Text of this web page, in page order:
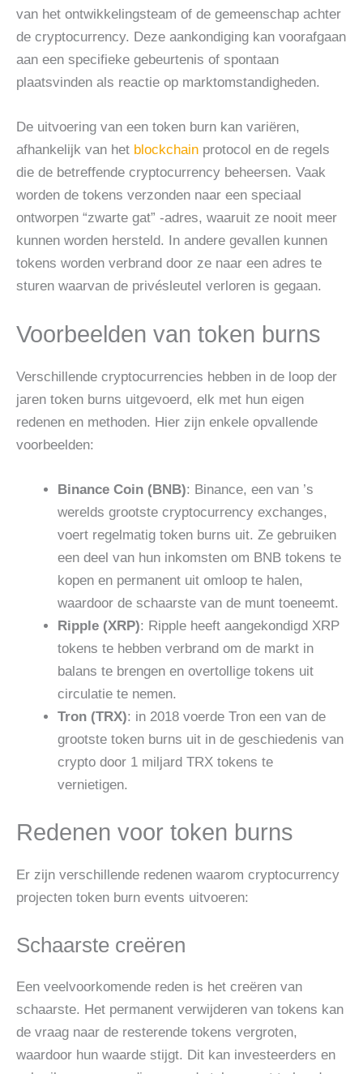
van het ontwikkelingsteam of de gemeenschap achter
de cryptocurrency. Deze aankondiging kan voorafgaan
aan een specifieke gebeurtenis of spontaan
plaatsvinden als reactie op marktomstandigheden.
De uitvoering van een token burn kan variëren,
afhankelijk van het blockchain protocol en de regels
die de betreffende cryptocurrency beheersen. Vaak
worden de tokens verzonden naar een speciaal
ontworpen “zwarte gat” -adres, waaruit ze nooit meer
kunnen worden hersteld. In andere gevallen kunnen
tokens worden verbrand door ze naar een adres te
sturen waarvan de privésleutel verloren is gegaan.
Voorbeelden van token burns
Verschillende cryptocurrencies hebben in de loop der
jaren token burns uitgevoerd, elk met hun eigen
redenen en methoden. Hier zijn enkele opvallende
voorbeelden:
Binance Coin (BNB): Binance, een van ’s
werelds grootste cryptocurrency exchanges,
voert regelmatig token burns uit. Ze gebruiken
een deel van hun inkomsten om BNB tokens te
kopen en permanent uit omloop te halen,
waardoor de schaarste van de munt toeneemt.
Ripple (XRP): Ripple heeft aangekondigd XRP
tokens te hebben verbrand om de markt in
balans te brengen en overtollige tokens uit
circulatie te nemen.
Tron (TRX): in 2018 voerde Tron een van de
grootste token burns uit in de geschiedenis van
crypto door 1 miljard TRX tokens te
vernietigen.
Redenen voor token burns
Er zijn verschillende redenen waarom cryptocurrency
projecten token burn events uitvoeren:
Schaarste creëren
Een veelvoorkomende reden is het creëren van
schaarste. Het permanent verwijderen van tokens kan
de vraag naar de resterende tokens vergroten,
waardoor hun waarde stijgt. Dit kan investeerders en